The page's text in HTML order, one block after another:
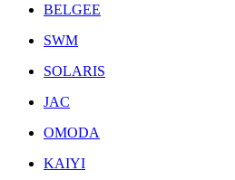
BELGEE
SWM
SOLARIS
JAC
OMODA
KAIYI